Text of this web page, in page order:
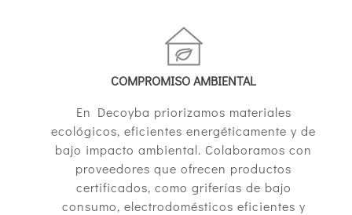
COMPROMISO AMBIENTAL
En Decoyba priorizamos materiales
ecológicos, eficientes energéticamente y de
bajo impacto ambiental. Colaboramos con
proveedores que ofrecen productos
certificados, como griferías de bajo
consumo, electrodomésticos eficientes y